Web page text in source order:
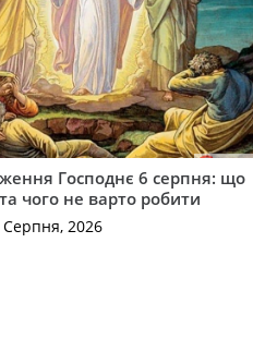
Господнє 6 серпня: що
чого не варто робити
2026